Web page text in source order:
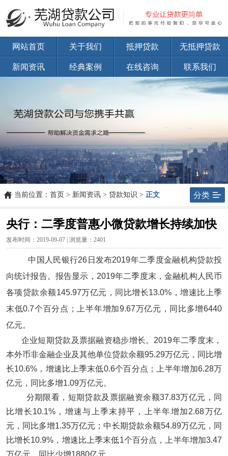
网站首页 关于我们 抵押贷款 无抵押贷款
新闻资讯 经典案例 在线咨询 联系我们
分类 
 当前位置： 首页 > 新闻资讯 > 贷款知识 > 正文
央行：二季度普惠小微贷款增长持续加快
发布时间：2019-09-07 | 浏览量：2401
中国人民银行26日发布2019年二季度金融机构贷款投
向统计报告。报告显示，2019年二季度末，金融机构人民币
各项贷款余额145.97万亿元，同比增长13.0%，增速比上季
末低0.7个百分点；上半年增加9.67万亿元，同比多增6440
亿元。
企业短期贷款及票据融资稳步增长。2019年二季度末，
本外币非金融企业及其他单位贷款余额95.29万亿元，同比增
长10.6%，增速比上季末低0.6个百分点；上半年增加6.28万
亿元，同比多增1.09万亿元。
分期限看，短期贷款及票据融资余额37.83万亿元，同
比增长10.1%，增速与上季末持平，上半年增加2.68万亿
元，同比多增1.35万亿元；中长期贷款余额54.89万亿元，同
比增长10.9%，增速比上季末低1个百分点，上半年增加3.47